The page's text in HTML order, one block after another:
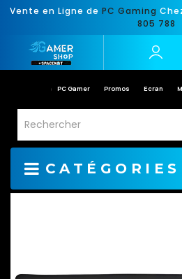
Vente en Ligne de PC Gaming
805 788
PC Gamer Promos Ecran
CATÉGORIES